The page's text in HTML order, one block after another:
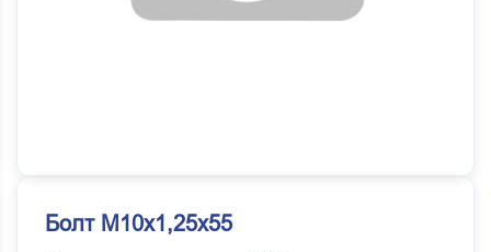
Болт М10х1,25х55